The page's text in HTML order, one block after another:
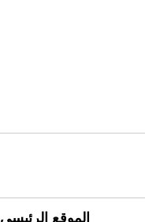
الموقع الرئيسي